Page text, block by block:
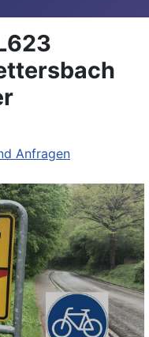
Anfragen